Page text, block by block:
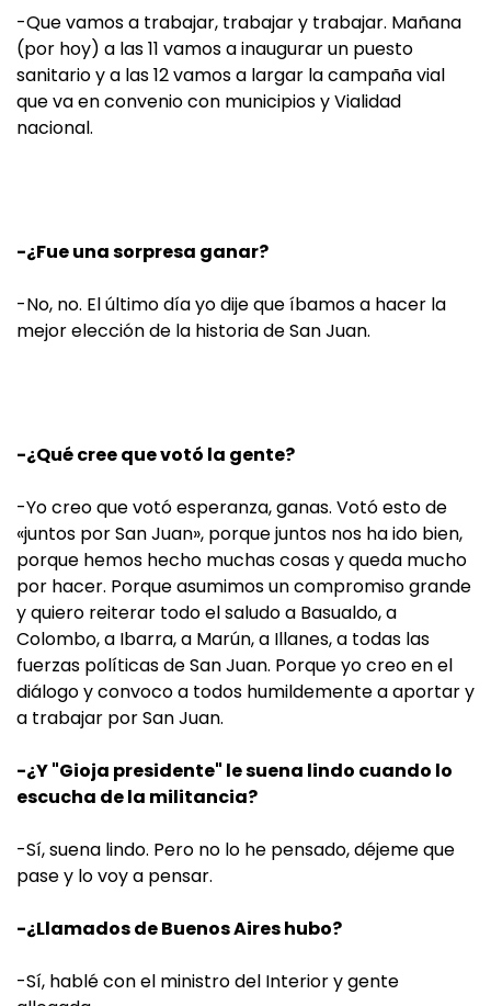
-Que vamos a trabajar, trabajar y trabajar. Mañana
(por hoy) a las 11 vamos a inaugurar un puesto
sanitario y a las 12 vamos a largar la campaña vial
que va en convenio con municipios y Vialidad
nacional.
-¿Fue una sorpresa ganar?
-No, no. El último día yo dije que íbamos a hacer la
mejor elección de la historia de San Juan.
-¿Qué cree que votó la gente?
-Yo creo que votó esperanza, ganas. Votó esto de
«juntos por San Juan», porque juntos nos ha ido bien,
porque hemos hecho muchas cosas y queda mucho
por hacer. Porque asumimos un compromiso grande
y quiero reiterar todo el saludo a Basualdo, a
Colombo, a Ibarra, a Marún, a Illanes, a todas las
fuerzas políticas de San Juan. Porque yo creo en el
diálogo y convoco a todos humildemente a aportar y
a trabajar por San Juan.
-¿Y "Gioja presidente" le suena lindo cuando lo
escucha de la militancia?
-Sí, suena lindo. Pero no lo he pensado, déjeme que
pase y lo voy a pensar.
-¿Llamados de Buenos Aires hubo?
-Sí, hablé con el ministro del Interior y gente